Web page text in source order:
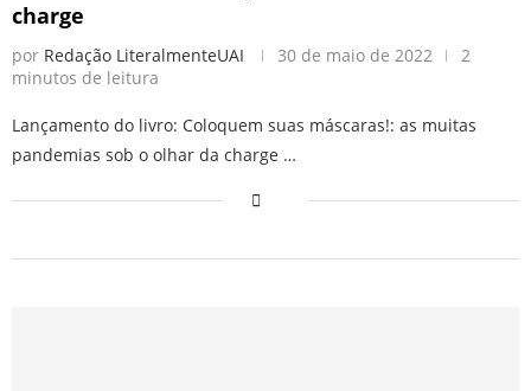
charge
por Redação LiteralmenteUAI 30 de maio de 2022
2
minutos de leitura
Lançamento do livro: Coloquem suas máscaras!: as muitas
pandemias sob o olhar da charge …